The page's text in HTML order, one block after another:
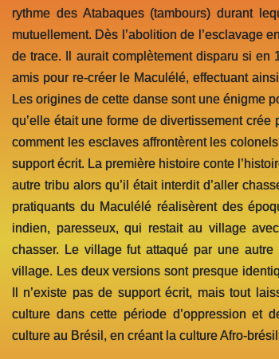
rythme des Atabaques (tambours) durant
mutuellement. Dès l’abolition de l’esclavage
de trace. Il aurait complètement disparu si en
amis pour re-créer le Maculélé, effectuant
Les origines de cette danse sont une énigme
qu’elle était une forme de divertissement
comment les esclaves affrontèrent les
support écrit. La première histoire conte
autre tribu alors qu’il était interdit d’aller
pratiquants du Maculélé réalisèrent des
indien, paresseux, qui restait au village
chasser. Le village fut attaqué par une
village. Les deux versions sont presque
Il n’existe pas de support écrit, mais tout
culture dans cette période d’oppression et
culture au Brésil, en créant la culture Afro-